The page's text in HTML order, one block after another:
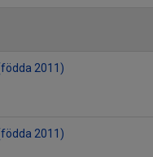
2011)
2011)